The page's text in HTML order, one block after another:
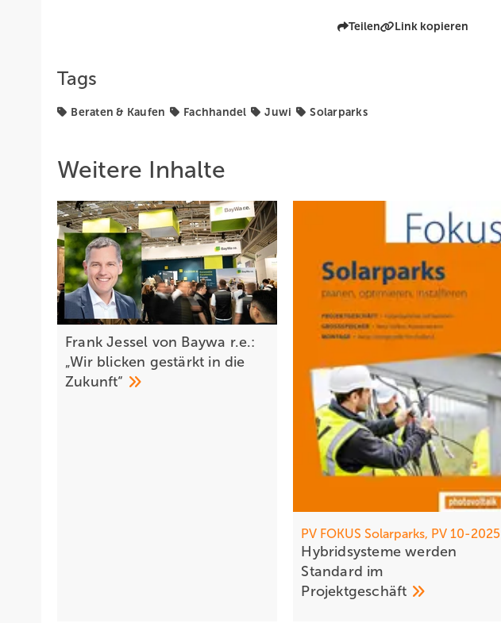
Teilen Link kopieren
Tags
Beraten & Kaufen Fachhandel Juwi Solarparks
Weitere Inhalte
Frank Jessel von Baywa r.e.:
„Wir blicken gestärkt in die
Zukunft“
PV FOKUS Solarparks, PV 10-2025
Hybridsysteme werden
Standard im
Projektgeschäft